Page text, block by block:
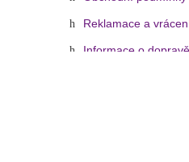
Reklamace a
Informace o